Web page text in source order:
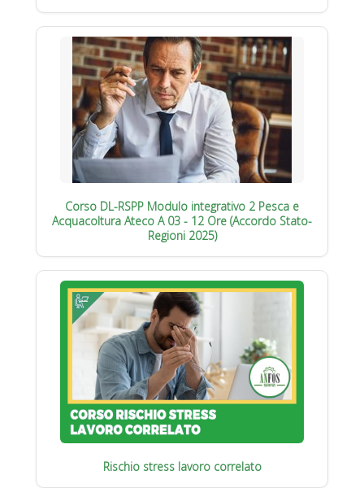
Corso DL-RSPP Modulo integrativo 2 Pesca e
Acquacoltura Ateco A 03 - 12 Ore (Accordo Stato-
Regioni 2025)
Rischio stress lavoro correlato